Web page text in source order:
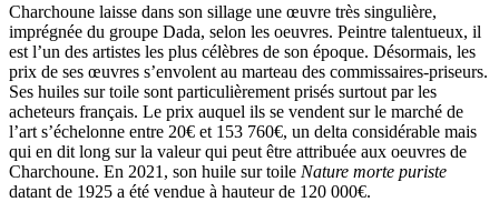
Charchoune laisse dans son sillage une œuvre très singulière,
imprégnée du groupe Dada, selon les oeuvres. Peintre talentueux, il
est l’un des artistes les plus célèbres de son époque. Désormais, les
prix de ses œuvres s’envolent au marteau des commissaires-priseurs.
Ses huiles sur toile sont particulièrement prisés surtout par les
acheteurs français. Le prix auquel ils se vendent sur le marché de
l’art s’échelonne entre 20€ et 153 760€, un delta considérable mais
qui en dit long sur la valeur qui peut être attribuée aux oeuvres de
Charchoune. En 2021, son huile sur toile Nature morte puriste
datant de 1925 a été vendue à hauteur de 120 000€.